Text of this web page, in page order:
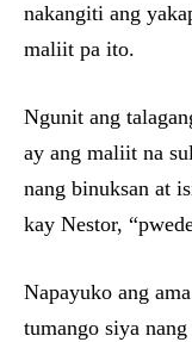
nakangiti ang
maliit pa ito.
Ngunit ang
ay ang maliit na
nang binuksan at
kay Nestor,
Napayuko ang
tumango siya nang